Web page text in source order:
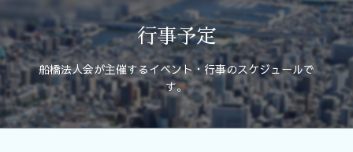
行事予定
船橋法人会が主催するイベント・行事のスケジュールで
す。